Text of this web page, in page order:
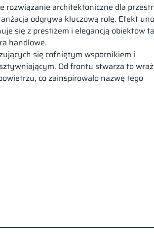
rozwiązanie architektoniczne dla
odgrywa kluczową rolę. Efekt
się z prestiżem i elegancją obiektów
handlowe.
się cofniętym wspornikiem i
Od frontu stwarza to
co zainspirowało nazwę tego